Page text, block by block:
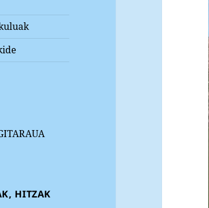
HITZAK